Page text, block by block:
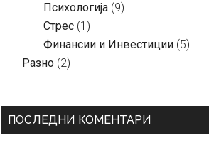
Психологија (9)
Стрес (1)
Финансии и Инвестиции (5)
Разно (2)
ПОСЛЕДНИ КОМЕНТАРИ